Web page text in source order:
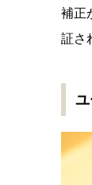
補正
証さ